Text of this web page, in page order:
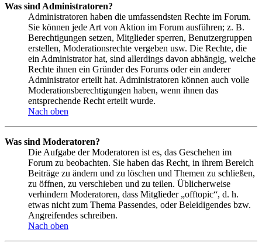
Was sind Administratoren?
Administratoren haben die umfassendsten Rechte im Forum.
Sie können jede Art von Aktion im Forum ausführen; z. B.
Berechtigungen setzen, Mitglieder sperren, Benutzergruppen
erstellen, Moderationsrechte vergeben usw. Die Rechte, die
ein Administrator hat, sind allerdings davon abhängig, welche
Rechte ihnen ein Gründer des Forums oder ein anderer
Administrator erteilt hat. Administratoren können auch volle
Moderationsberechtigungen haben, wenn ihnen das
entsprechende Recht erteilt wurde.
Nach oben
Was sind Moderatoren?
Die Aufgabe der Moderatoren ist es, das Geschehen im
Forum zu beobachten. Sie haben das Recht, in ihrem Bereich
Beiträge zu ändern und zu löschen und Themen zu schließen,
zu öffnen, zu verschieben und zu teilen. Üblicherweise
verhindern Moderatoren, dass Mitglieder „offtopic“, d. h.
etwas nicht zum Thema Passendes, oder Beleidigendes bzw.
Angreifendes schreiben.
Nach oben